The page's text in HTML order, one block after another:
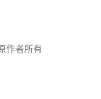
作者所有